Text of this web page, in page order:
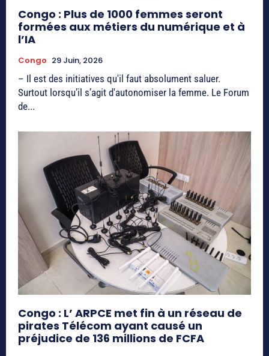
Congo : Plus de 1000 femmes seront
formées aux métiers du numérique et à
l’IA
Congo 29 Juin, 2026
– Il est des initiatives qu'il faut absolument saluer.
Surtout lorsqu’il s’agit d'autonomiser la femme. Le Forum
de...
Congo : L’ ARPCE met fin à un réseau de
pirates Télécom ayant causé un
préjudice de 136 millions de FCFA